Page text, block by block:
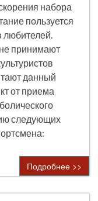
набора
пользуется
любителей.
принимают
данный
от приема
следующих
Подробнее >>